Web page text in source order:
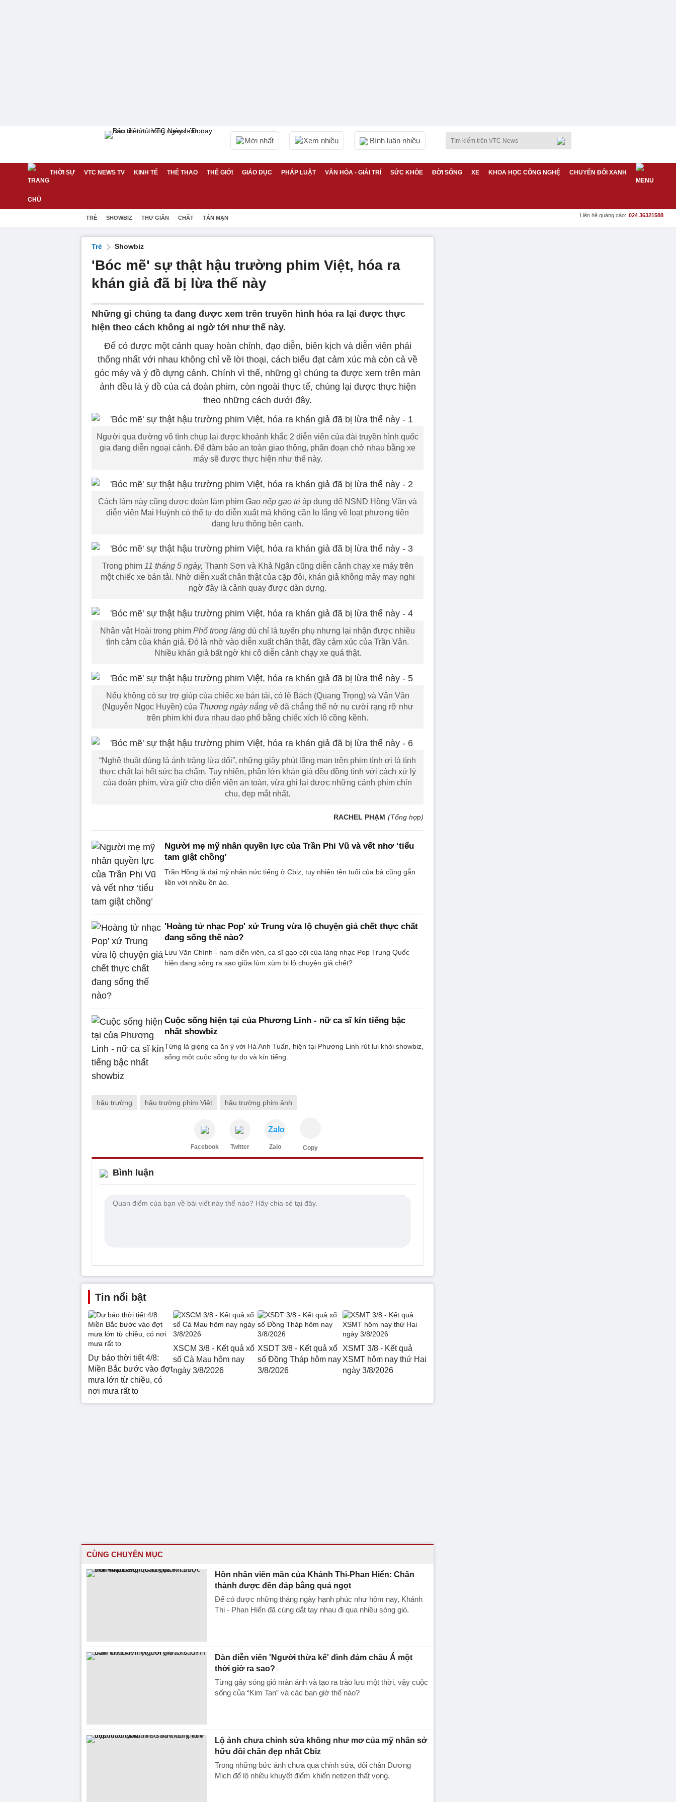
Mới nhất Xem nhiều Bình luận nhiều
THỜI SỰ VTC NEWS TV KINH TẾ THỂ THAO THẾ GIỚI GIÁO DỤC PHÁP LUẬT VĂN HÓA - GIẢI TRÍ SỨC KHỎE ĐỜI SỐNG XE KHOA HỌC CÔNG NGHỆ CHUYỂN ĐỔI XANH
TRẺ SHOWBIZ THƯ GIÃN CHẤT TẢN MẠN Liên hệ quảng cáo: 024 36321588
Trẻ Showbiz
'Bóc mẽ' sự thật hậu trường phim Việt, hóa ra
khán giả đã bị lừa thế này
Những gì chúng ta đang được xem trên truyền hình hóa ra lại được thực
hiện theo cách không ai ngờ tới như thế này.
Để có được một cảnh quay hoàn chỉnh, đạo diễn, biên kịch và diễn viên phải
thống nhất với nhau không chỉ về lời thoại, cách biểu đạt cảm xúc mà còn cả về
góc máy và ý đồ dựng cảnh. Chính vì thế, những gì chúng ta được xem trên màn
ảnh đều là ý đồ của cả đoàn phim, còn ngoài thực tế, chúng lại được thực hiện
theo những cách dưới đây.
Người qua đường vô tình chụp lại được khoảnh khắc 2 diễn viên của đài truyền hình quốc
gia đang diễn ngoại cảnh. Để đảm bảo an toàn giao thông, phân đoạn chở nhau bằng xe
máy sẽ được thực hiện như thế này.
Cách làm này cũng được đoàn làm phim Gạo nếp gạo tẻ áp dụng để NSND Hồng Vân và
diễn viên Mai Huỳnh có thể tự do diễn xuất mà không cần lo lắng về loạt phương tiện
đang lưu thông bên cạnh.
Trong phim 11 tháng 5 ngày, Thanh Sơn và Khả Ngân cũng diễn cảnh chạy xe máy trên
một chiếc xe bán tải. Nhờ diễn xuất chân thật của cặp đôi, khán giả không mảy may nghi
ngờ đây là cảnh quay được dàn dựng.
Nhân vật Hoài trong phim Phố trong làng dù chỉ là tuyến phụ nhưng lại nhận được nhiều
tình cảm của khán giả. Đó là nhờ vào diễn xuất chân thật, đầy cảm xúc của Trần Vân.
Nhiều khán giả bất ngờ khi cô diễn cảnh chạy xe quá thật.
Nếu không có sự trợ giúp của chiếc xe bán tải, có lẽ Bách (Quang Trọng) và Vân Vân
(Nguyễn Ngọc Huyền) của Thương ngày nắng vềđã chẳng thể nở nụ cười rạng rỡ như
trên phim khi đưa nhau dạo phố bằng chiếc xích lô cồng kềnh.
“Nghệ thuật đúng là ánh trăng lừa dối”, những giây phút lãng mạn trên phim tình ơi là tình
thực chất lại hết sức ba chấm. Tuy nhiên, phần lớn khán giả đều đồng tình với cách xử lý
của đoàn phim, vừa giữ cho diễn viên an toàn, vừa ghi lại được những cảnh phim chỉn
chu, đẹp mắt nhất.
RACHEL PHẠM (Tổng hợp)
Người mẹ mỹ nhân quyền lực của Trần Phi Vũ và vết nhơ ‘tiểu
tam giật chồng’
Trần Hồng là đại mỹ nhân nức tiếng ở Cbiz, tuy nhiên tên tuổi của bà cũng gắn
liền với nhiều ồn ào.
'Hoàng tử nhạc Pop' xứ Trung vừa lộ chuyện giả chết thực chất
đang sống thế nào?
Lưu Văn Chính - nam diễn viên, ca sĩ gạo cội của làng nhạc Pop Trung Quốc
hiện đang sống ra sao giữa lùm xùm bị lộ chuyện giả chết?
Cuộc sống hiện tại của Phương Linh - nữ ca sĩ kín tiếng bậc
nhất showbiz
Từng là giọng ca ăn ý với Hà Anh Tuấn, hiện tại Phương Linh rút lui khỏi showbiz,
sống một cuộc sống tự do và kín tiếng.
hậu trường hậu trường phim Việt hậu trường phim ảnh
Facebook Twitter
Zalo
Zalo Copy
Bình luận
Tin nổi bật
Dự báo thời tiết 4/8:
Miền Bắc bước vào đợt
mưa lớn từ chiều, có
nơi mưa rất to
XSCM 3/8 - Kết quả xổ
số Cà Mau hôm nay
ngày 3/8/2026
XSDT 3/8 - Kết quả xổ
số Đồng Tháp hôm nay
3/8/2026
XSMT 3/8 - Kết quả
XSMT hôm nay thứ Hai
ngày 3/8/2026
CÙNG CHUYÊN MỤC
Hôn nhân viên mãn của Khánh Thi-Phan Hiển: Chân
thành được đền đáp bằng quả ngọt
Để có được những tháng ngày hạnh phúc như hôm nay, Khánh
Thi - Phan Hiển đã cùng dắt tay nhau đi qua nhiều sóng gió.
Dàn diễn viên 'Người thừa kế' đình đám châu Á một
thời giờ ra sao?
Từng gây sóng gió màn ảnh và tạo ra trào lưu một thời, vậy cuộc
sống của “Kim Tan” và các bạn giờ thế nào?
Lộ ảnh chưa chỉnh sửa không như mơ của mỹ nhân sở
hữu đôi chân đẹp nhất Cbiz
Trong những bức ảnh chưa qua chỉnh sửa, đôi chân Dương
Mịch để lộ nhiều khuyết điểm khiến netizen thất vọng.